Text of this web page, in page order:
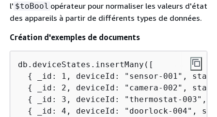
l' $toBool opérateur pour normaliser les valeurs d'état
des appareils à partir de différents types de données.
Création d'exemples de documents
db.deviceStates.insertMany([
{
_id: 1, deviceId: "sensor-001",
{
_id: 2, deviceId: "camera-002",
{
_id: 3, deviceId: "thermostat-003",
{
_id: 4, deviceId: "doorlock-004",